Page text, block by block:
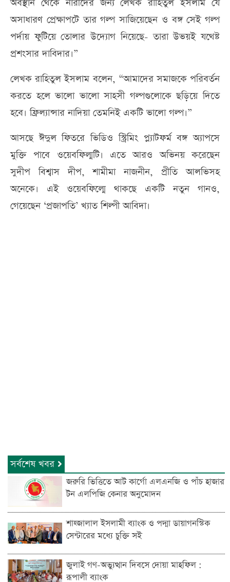
অবস্থান থেকে নারীদের জন্য লেখক রাহিতুল ইসলাম যে
অসাধারণ প্রেক্ষাপটে তার গল্প সাজিয়েছেন ও বঙ্গ সেই গল্প
পর্দায় ফুটিয়ে তোলার উদ্যোগ নিয়েছে- তারা উভয়ই যথেষ্ট
প্রশংসার দাবিদার।”
লেখক রাহিতুল ইসলাম বলেন, “আমাদের সমাজকে পরিবর্তন
করতে হলে ভালো ভালো সাহসী গল্পগুলোকে ছড়িয়ে দিতে
হবে। ফ্রিল্যান্সার নাদিয়া তেমনিই একটি ভালো গল্প।”
আসছে ঈদুল ফিতরে ভিডিও স্ট্রিমিং প্ল্যাটফর্ম বঙ্গ অ্যাপসে
মুক্তি পাবে ওয়েবফিল্মটি। এতে আরও অভিনয় করেছেন
সুদীপ বিশ্বাস দীপ, শামীমা নাজনীন, প্রীতি আলভিসহ
অনেকে। এই ওয়েবফিল্মে থাকছে একটি নতুন গানও,
গেয়েছেন ‘প্রজাপতি’ খ্যাত শিল্পী আবিদা।
সর্বশেষ খবর
জরুরি ভিত্তিতে আট কার্গো এলএনজি ও পাঁচ হাজার
টন এলপিজি কেনার অনুমোদন
শাহ্জালাল ইসলামী ব্যাংক ও পদ্মা ডায়াগনস্টিক
সেন্টারের মধ্যে চুক্তি সই
জুলাই গণ-অভ্যুত্থান দিবসে দোয়া মাহফিল :
রূপালী ব্যাংক